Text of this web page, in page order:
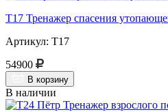
Т17 Тренажер спасения
Артикул: Т17
54900
В корзину
В наличии